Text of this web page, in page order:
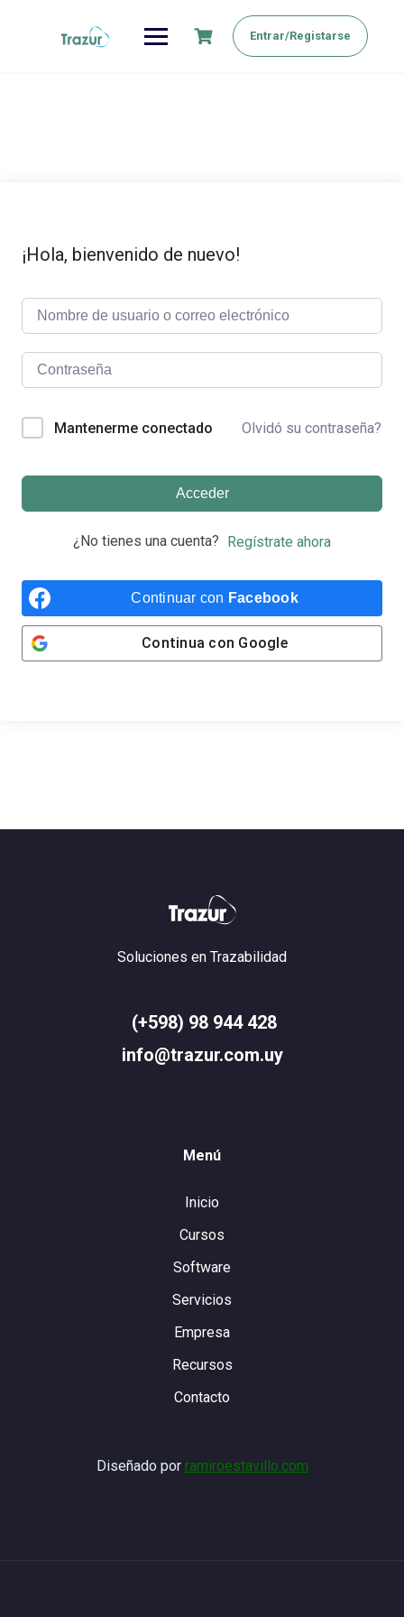
Entrar/Registarse
¡Hola, bienvenido de nuevo!
Mantenerme conectado Olvidó su contraseña?
Acceder
¿No tienes una cuenta? Regístrate ahora
Continuar con Facebook
Continua con Google
Soluciones en Trazabilidad
(+598) 98 944 428
info@trazur.com.uy
Menú
Inicio
Cursos
Software
Servicios
Empresa
Recursos
Contacto
Diseñado por ramiroestavillo.com